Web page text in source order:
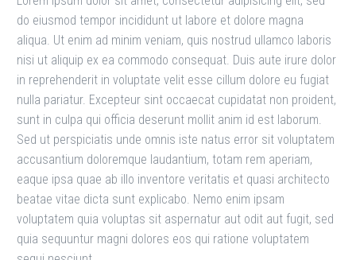
do eiusmod tempor incididunt ut labore et dolore magna
aliqua. Ut enim ad minim veniam, quis nostrud ullamco laboris
nisi ut aliquip ex ea commodo consequat. Duis aute irure dolor
in reprehenderit in voluptate velit esse cillum dolore eu fugiat
nulla pariatur. Excepteur sint occaecat cupidatat non proident,
sunt in culpa qui officia deserunt mollit anim id est laborum.
Sed ut perspiciatis unde omnis iste natus error sit voluptatem
accusantium doloremque laudantium, totam rem aperiam,
eaque ipsa quae ab illo inventore veritatis et quasi architecto
beatae vitae dicta sunt explicabo. Nemo enim ipsam
voluptatem quia voluptas sit aspernatur aut odit aut fugit, sed
quia sequuntur magni dolores eos qui ratione voluptatem